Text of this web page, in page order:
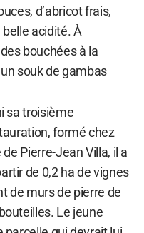
d’abricot frais,
belle acidité. À
bouchées à la
souk de gambas
sa troisième
formé chez
Pierre-Jean Villa, il a
de 0,2 ha de vignes
de murs de pierre de
Le jeune